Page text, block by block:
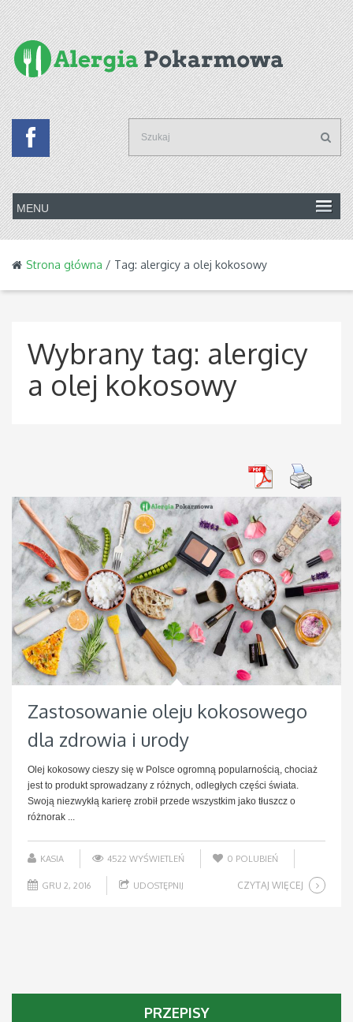
Strona główna / Tag: alergicy a olej kokosowy
Wybrany tag: alergicy
a olej kokosowy
Zastosowanie oleju kokosowego
dla zdrowia i urody
Olej kokosowy cieszy się w Polsce ogromną popularnością, chociaż
jest to produkt sprowadzany z różnych, odległych części świata.
Swoją niezwykłą karierę zrobił przede wszystkim jako tłuszcz o
różnorak ...
KASIA 4522 WYŚWIETLEŃ 0 POLUBIEŃ
GRU 2, 2016 UDOSTĘPNIJ CZYTAJ WIĘCEJ
PRZEPISY